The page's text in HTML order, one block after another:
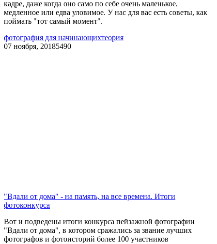
кадре, даже когда оно само по себе очень маленькое,
медленное или едва уловимое. У нас для вас есть советы, как
поймать "тот самый момент".
фотография для начинающихтеория
07 ноября, 20185490
"Вдали от дома" - на память, на все времена. Итоги
фотоконкурса
Вот и подведены итоги конкурса пейзажной фотографии
"Вдали от дома", в котором сражались за звание лучших
фотографов и фотоисторий более 100 участников